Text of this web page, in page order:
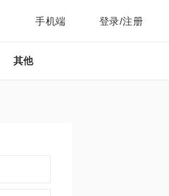
手机端 登录/注册
其他